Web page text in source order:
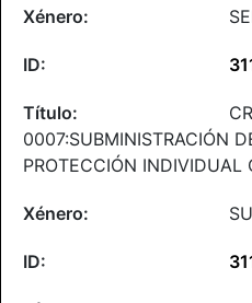
0007:SUBMINISTRACIÓN
PROTECCIÓN INDIVIDUAL